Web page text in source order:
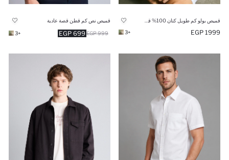
1999 EGP
+3
قميص نص كم قطن قصة عادية
699 EGP 999 EGP
+3